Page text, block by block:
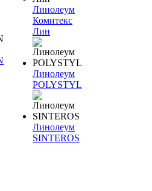
Линолеум
Комитекс
Лин
Линолеум
POLYSTYL
Линолеум
SINTEROS